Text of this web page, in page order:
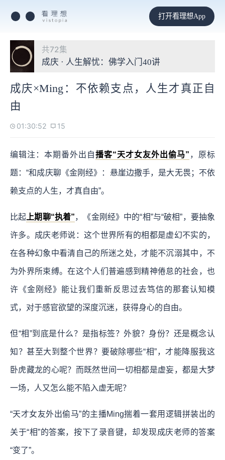
打开看理想App
共72集
成庆 · 人生解忧：佛学入门40讲
成庆×Ming：不依赖支点，人生才真正自
由
01:30:52 15
编辑注：本期番外出自播客“天才女友外出偷马” ，原标
题：“和成庆聊《金刚经》：悬崖边撒手，是大无畏；不依
赖支点的人生，才真自由”。
比起 上期聊“执着”，《金刚经》中的“相”与“破相”，要抽象
许多。成庆老师说：这个世界所有的相都是虚幻不实的，
在各种幻象中看清自己的所迷之处，才能不沉溺其中，不
为外界所束缚。在这个人们普遍感到精神倦怠的社会，也
许《金刚经》能让我们重新反思过去笃信的那套认知模
式，对于感官欲望的深度沉迷，获得身心的自由。
但“相”到底是什么？是指标签？外貌？身份？还是概念认
知？甚至大到整个世界？要破除哪些“相”，才能降服我这
卧虎藏龙的心呢？而既然世间一切相都是虚妄，都是大梦
一场，人又怎么能不陷入虚无呢？
“天才女友外出偷马”的主播Ming揣着一套用逻辑拼装出的
关于“相”的答案，按下了录音键，却发现成庆老师的答案
“变了”。